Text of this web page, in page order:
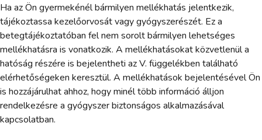
Ha az Ön gyermekénél bármilyen mellékhatás jelentkezik,
tájékoztassa kezelőorvosát vagy gyógyszerészét. Ez a
betegtájékoztatóban fel nem sorolt bármilyen lehetséges
mellékhatásra is vonatkozik. A mellékhatásokat közvetlenül a
hatóság részére is bejelentheti az V. függelékben található
elérhetőségeken keresztül. A mellékhatások bejelentésével Ön
is hozzájárulhat ahhoz, hogy minél több információ álljon
rendelkezésre a gyógyszer biztonságos alkalmazásával
kapcsolatban.